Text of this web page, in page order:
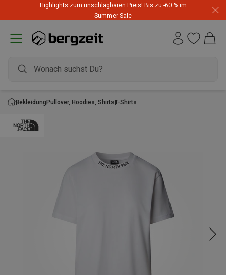
Highlights zum unschlagbaren Preis! Bis zu -60 % im
Summer Sale
BekleidungPullover, Hoodies, ShirtsT-Shirts